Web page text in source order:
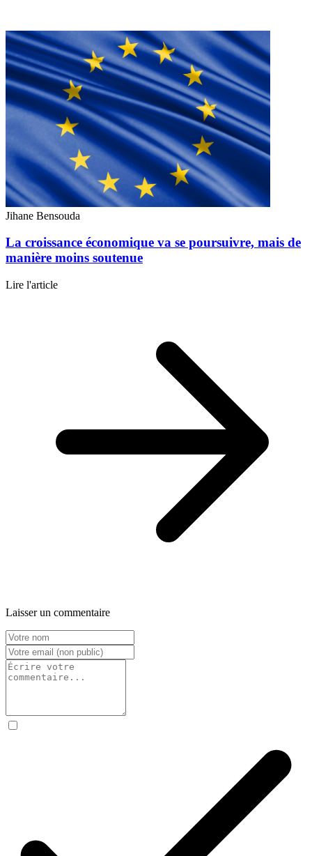
Jihane Bensouda
La croissance économique va se poursuivre, mais de
manière moins soutenue
Lire l'article
Laisser un commentaire